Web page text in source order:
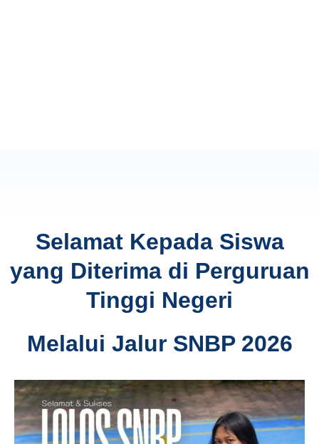
Selamat Kepada Siswa
yang Diterima di Perguruan
Tinggi Negeri
Melalui Jalur SNBP 2026